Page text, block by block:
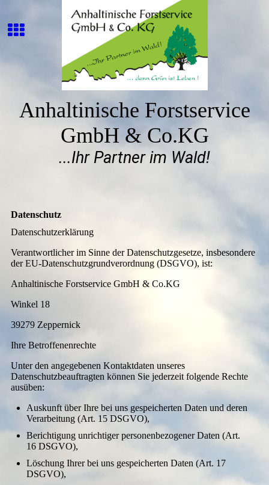
Anhaltinische Forstservice
GmbH & Co.KG
...Ihr Partner im Wald!
Datenschutz
Datenschutzerklärung
Verantwortlicher im Sinne der Datenschutzgesetze, insbesondere
der EU-Datenschutzgrundverordnung (DSGVO), ist:
Anhaltinische Forstservice GmbH & Co.KG
Winkel 18
39279 Zeppernick
Ihre Betroffenenrechte
Unter den angegebenen Kontaktdaten unseres
Datenschutzbeauftragten können Sie jederzeit folgende Rechte
ausüben:
Auskunft über Ihre bei uns gespeicherten Daten und deren
Verarbeitung (Art. 15 DSGVO),
Berichtigung unrichtiger personenbezogener Daten (Art.
16 DSGVO),
Löschung Ihrer bei uns gespeicherten Daten (Art. 17
DSGVO),